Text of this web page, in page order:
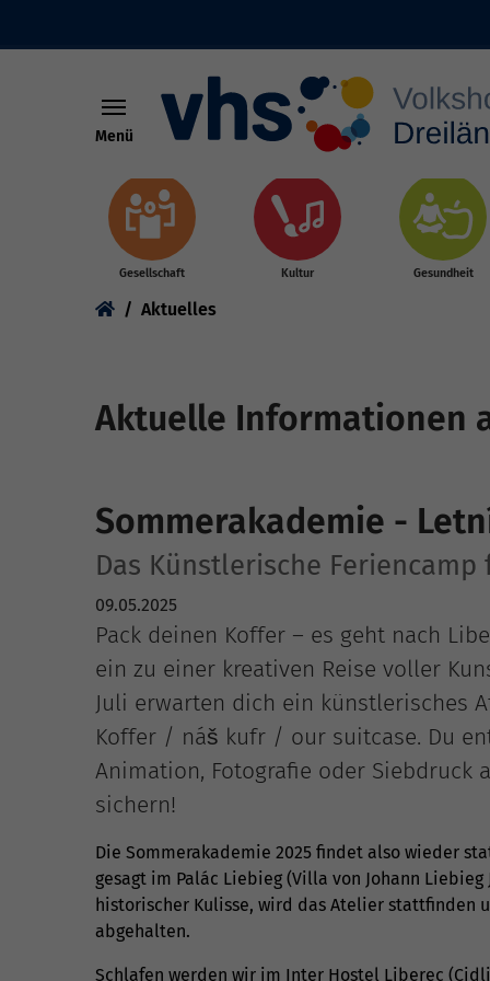
Skip to main content
Menü
Gesellschaft Kultur Gesundheit
Aktuelles
Aktuelle Informationen
Sommerakademie -
Das Künstlerische
09.05.2025
Pack deinen Koffer – es geht nach
ein zu einer kreativen Reise voller
Juli erwarten dich ein künstlerisches
Koffer / náš kufr / our suitcase. Du
Animation, Fotografie oder Siebdruck
sichern!
Die Sommerakademie 2025 findet also wieder
gesagt im Palác Liebieg (Villa von Johann
historischer Kulisse, wird das Atelier stattfinden
abgehalten.
Schlafen werden wir im Inter Hostel Liberec